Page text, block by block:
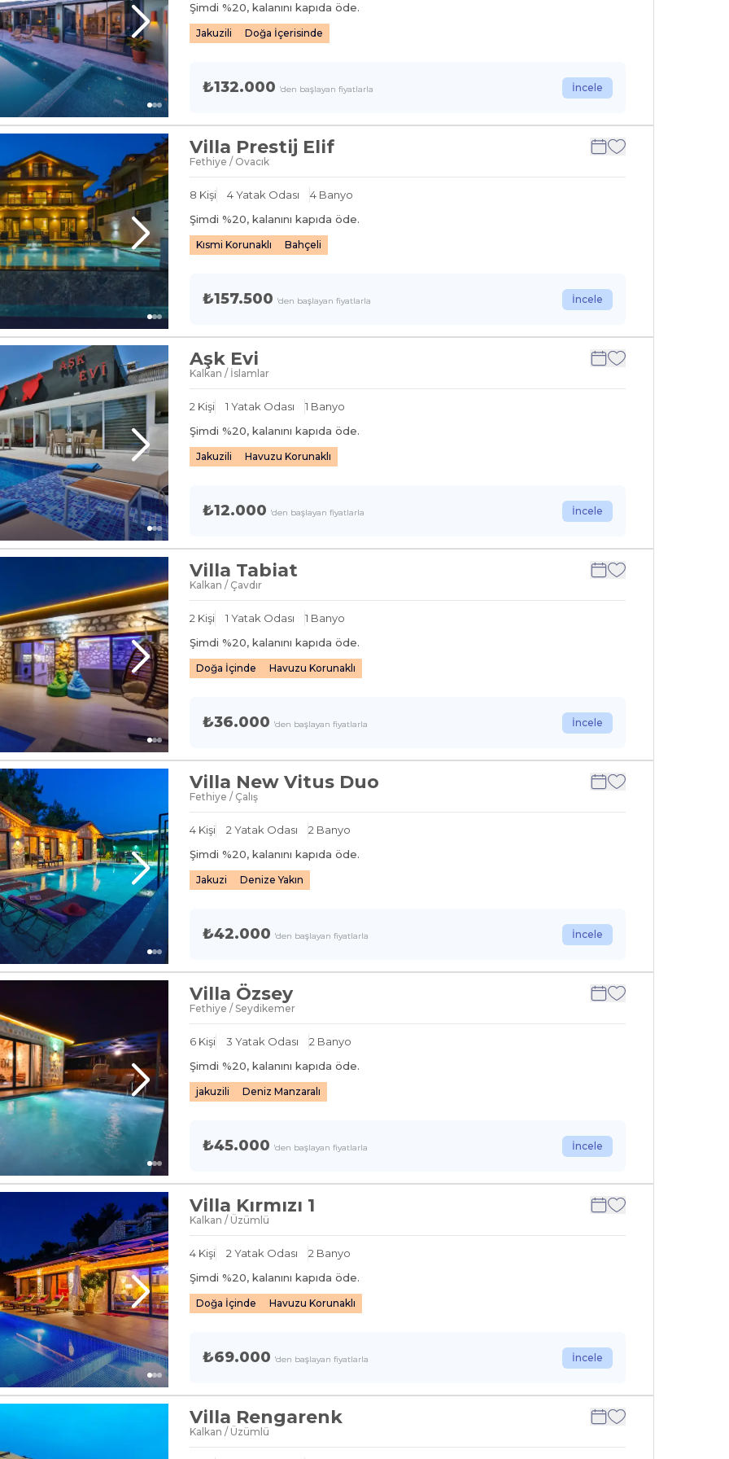
Şimdi %20, kalanını kapıda öde.
Jakuzili Doğa İçerisinde
₺132.000 'den başlayan fiyatlarla İncele
Villa Prestij Elif
Fethiye / Ovacık
8 Kişi 4Yatak Odası 4 Banyo
Şimdi %20, kalanını kapıda öde.
Kısmi Korunaklı Bahçeli
₺157.500 'den başlayan fiyatlarla İncele
Aşk Evi
Kalkan / İslamlar
2 Kişi 1 Yatak Odası 1 Banyo
Şimdi %20, kalanını kapıda öde.
Jakuzili Havuzu Korunaklı
₺12.000 'den başlayan fiyatlarla İncele
Villa Tabiat
Kalkan / Çavdır
2 Kişi 1 Yatak Odası 1 Banyo
Şimdi %20, kalanını kapıda öde.
Doğa İçinde Havuzu Korunaklı
₺36.000 'den başlayan fiyatlarla İncele
Villa New Vitus Duo
Fethiye / Çalış
4 Kişi 2 Yatak Odası 2 Banyo
Şimdi %20, kalanını kapıda öde.
Jakuzi Denize Yakın
₺42.000 'den başlayan fiyatlarla İncele
Villa Özsey
Fethiye / Seydikemer
6 Kişi 3 Yatak Odası 2 Banyo
Şimdi %20, kalanını kapıda öde.
jakuzili Deniz Manzaralı
₺45.000 'den başlayan fiyatlarla İncele
Villa Kırmızı 1
Kalkan / Üzümlü
4 Kişi 2 Yatak Odası 2 Banyo
Şimdi %20, kalanını kapıda öde.
Doğa İçinde Havuzu Korunaklı
₺69.000 'den başlayan fiyatlarla İncele
Villa Rengarenk
Kalkan / Üzümlü